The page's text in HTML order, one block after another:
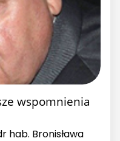
wspomnienia
hab. Bronisława